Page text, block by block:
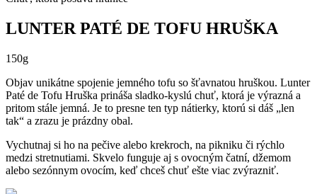
LUNTER PATÉ DE TOFU HRUŠKA
150g
Objav unikátne spojenie jemného tofu so šťavnatou hruškou. Lunter
Paté de Tofu Hruška prináša sladko-kyslú chuť, ktorá je výrazná a
pritom stále jemná. Je to presne ten typ nátierky, ktorú si dáš „len
tak“ a zrazu je prázdny obal.
Vychutnaj si ho na pečive alebo krekroch, na pikniku či rýchlo
medzi stretnutiami. Skvelo funguje aj s ovocným čatní, džemom
alebo sezónnym ovocím, keď chceš chuť ešte viac zvýrazniť.